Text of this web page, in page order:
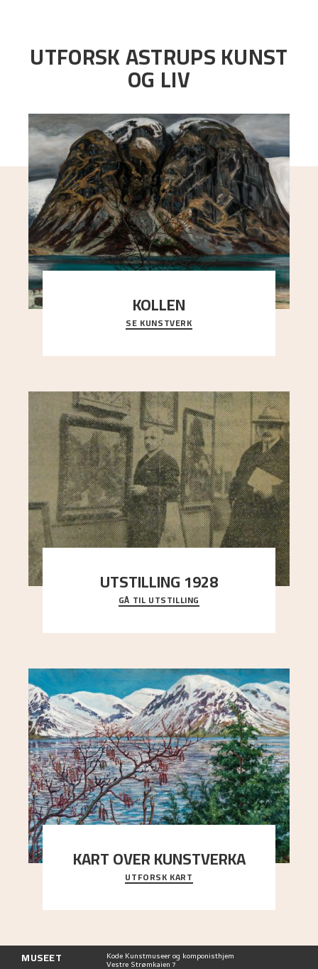
UTFORSK ASTRUPS KUNST
OG LIV
KOLLEN
Et ruvende fjell dominerer bildeflaten, og står i
sterk kontrast til det spinkle rognetreet ute
SE KUNSTVERK
UTSTILLING 1928
Då Astrup døydde i 1928, tok vennene Moritz
Kaland og Simon Thorbjørnsen initiativ til å
GÅ TIL UTSTILLING
KART OVER KUNSTVERKA
Utforsk stedene og utsiktene i Astrups malerier
UTFORSK KART
MUSEET Kode Kunstmuseer og komponisthjem
Vestre Strømkaien 7